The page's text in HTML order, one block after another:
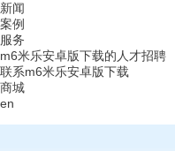
新闻
案例
服务
m6米乐安卓版下载的人才招聘
联系m6米乐安卓版下载
商城
en